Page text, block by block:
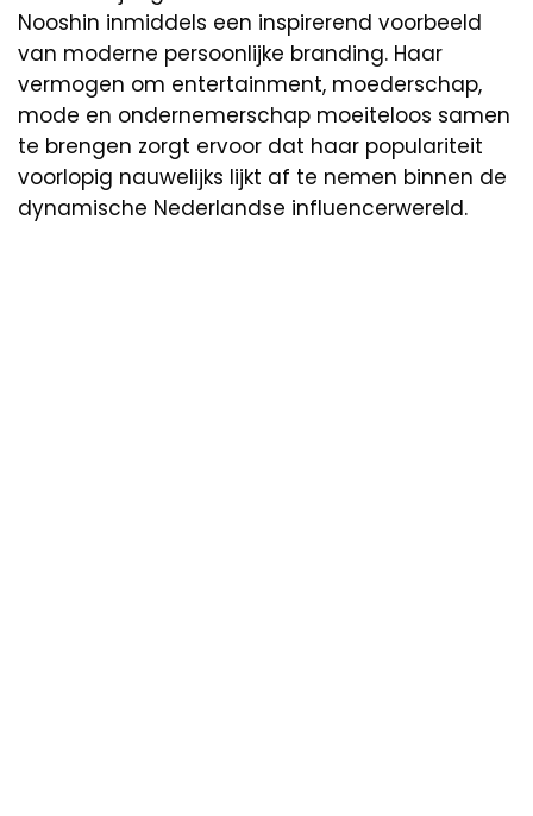
Nooshin inmiddels een inspirerend voorbeeld
van moderne persoonlijke branding. Haar
vermogen om entertainment, moederschap,
mode en ondernemerschap moeiteloos samen
te brengen zorgt ervoor dat haar populariteit
voorlopig nauwelijks lijkt af te nemen binnen de
dynamische Nederlandse influencerwereld.